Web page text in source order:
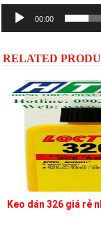
00:00
RELATED
Keo dán 326 giá